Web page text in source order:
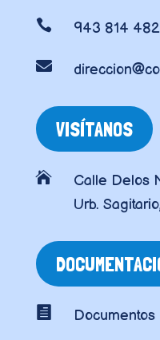
 943 814

VISÍTANOS

Calle Delos
Urb.
